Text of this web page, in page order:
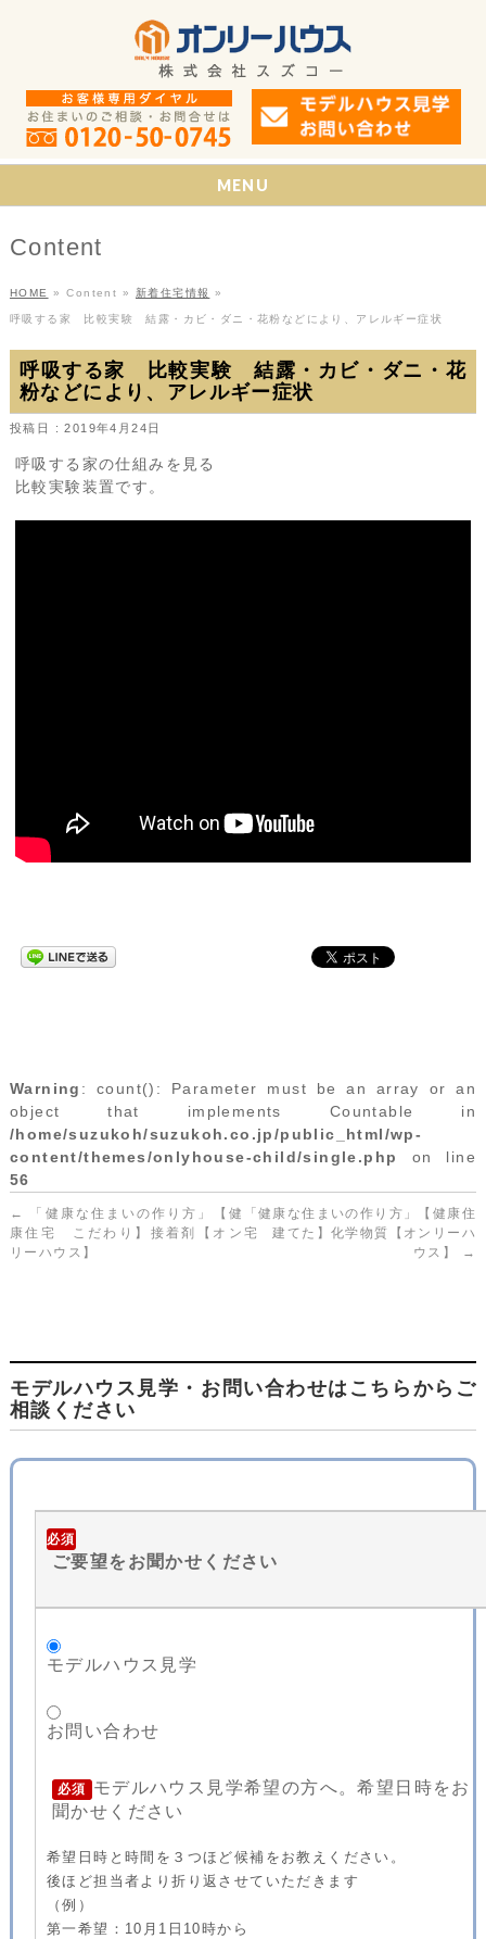
MENU
Content
HOME » Content » 新着住宅情報 »
呼吸する家 比較実験 結露・カビ・ダニ・花粉などにより、アレルギー症状
呼吸する家 比較実験 結露・カビ・ダニ・花
粉などにより、アレルギー症状
投稿日 : 2019年4月24日
呼吸する家の仕組みを見る
比較実験装置です。
Warning : count(): Parameter must be an array or an
object that implements Countable in
/home/suzukoh/suzukoh.co.jp/public_html/wp-
content/themes/onlyhouse-child/single.php
on line
56
←
「健康な住まいの作り方」【健
康住宅 こだわり】接着剤【オン
リーハウス】
「健康な住まいの作り方」【健康住
宅 建てた】化学物質【オンリーハ
ウス】
→
モデルハウス見学・お問い合わせはこちらからご
相談ください
必須
ご要望をお聞かせください
モデルハウス見学
お問い合わせ
必須
モデルハウス見学希望の方へ。希望日時をお
聞かせください
希望日時と時間を３つほど候補をお教えください。
後ほど担当者より折り返させていただきます
（例）
第一希望：10月1日10時から